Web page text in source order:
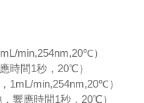
min,254nm,20℃）
時間1秒，20℃）
1mL/min,254nm,20℃）
響應時間1秒，20℃）